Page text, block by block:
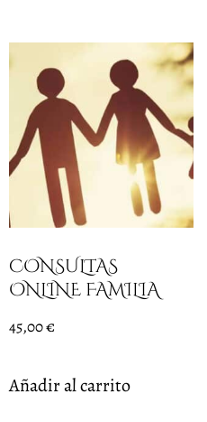
CONSULTAS
ONLINE FAMILIA
45,00€
Añadir al carrito